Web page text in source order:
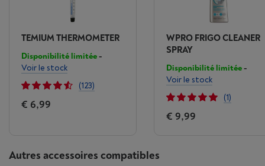
TEMIUM THERMOMETER
Disponibilité limitée-
Voir le stock
(123)
€ 6,99
WPRO FRIGO CLEANER
SPRAY
Disponibilité limitée-
Voir le stock
(1)
€ 9,99
Autres accessoires compatibles